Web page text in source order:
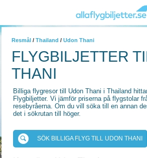
Resmål / Thailand / Udon Thani
FLYGBILJETTER
THANI
Billiga flygresor till Udon Thani i Thailand
Flygbiljetter. Vi jämför priserna på flygstolar
resebyråerna. Om du vill söka till en annan
det i sökrutan till höger.
SÖK BILLIGA FLYG TILL UDON THANI